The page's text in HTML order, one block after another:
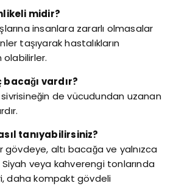
midir?
insanlara zararlı olmasalar
taşıyarak hastalıkların
olabilirler.
vardır?
de vücudundan uzanan
tanıyabilirsiniz?
gövdeye, altı bacağa ve yalnızca
veya kahverengi tonlarında
daha kompakt gövdeli